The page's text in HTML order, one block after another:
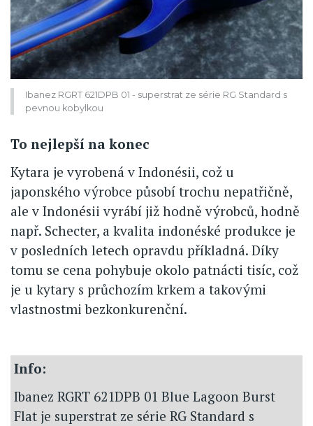
Ibanez RGRT 621DPB 01 - superstrat ze série RG Standard s
pevnou kobylkou
To nejlepší na konec
Kytara je vyrobená v Indonésii, což u
japonského výrobce působí trochu nepatřičně,
ale v Indonésii vyrábí již hodně výrobců, hodně
např. Schecter, a kvalita indonéské produkce je
v posledních letech opravdu příkladná. Díky
tomu se cena pohybuje okolo patnácti tisíc, což
je u kytary s průchozím krkem a takovými
vlastnostmi bezkonkurenční.
Info:
Ibanez RGRT 621DPB 01 Blue Lagoon Burst
Flat je superstrat ze série RG Standard s